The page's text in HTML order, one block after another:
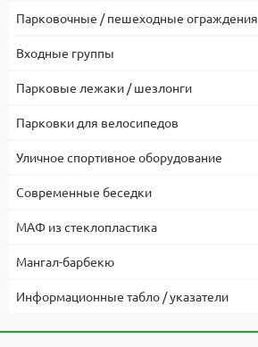
Парковочные / пешеходные ограждения
Входные группы
Парковые лежаки / шезлонги
Парковки для велосипедов
Уличное спортивное оборудование
Современные беседки
МАФ из стеклопластика
Мангал-барбекю
Информационные табло / указатели